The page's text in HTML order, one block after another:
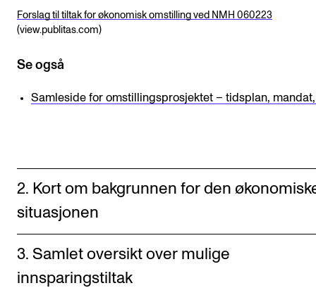
Forslag til tiltak for økonomisk omstilling ved NMH 060223
(view.publitas.com)
Se også
Samleside for omstillingsprosjektet – tidsplan,
2. Kort om bakgrunnen for den
situasjonen
3. Samlet oversikt over mulige
innsparingstiltak